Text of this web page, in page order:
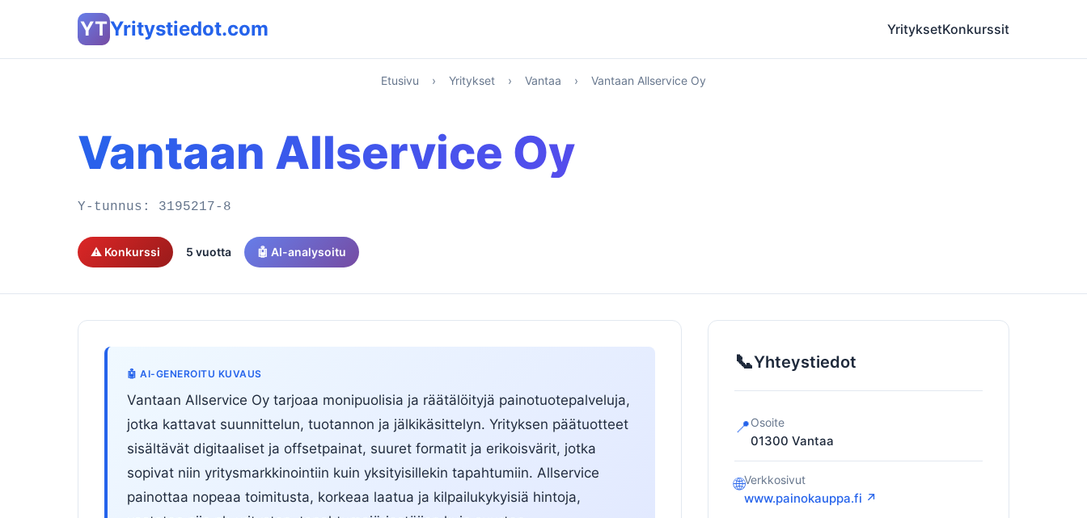
YTYritystiedot.com YrityksetKonkurssit
Etusivu › Yritykset › Vantaa › Vantaan Allservice Oy
Vantaan Allservice Oy
Y-tunnus: 3195217-8
⚠️ Konkurssi 5 vuotta 🤖 AI-analysoitu
🤖 AI-GENEROITU KUVAUS
Vantaan Allservice Oy tarjoaa monipuolisia ja räätälöityjä painotuotepalveluja,
jotka kattavat suunnittelun, tuotannon ja jälkikäsittelyn. Yrityksen päätuotteet
sisältävät digitaaliset ja offsetpainat, suuret formatit ja erikoisvärit, jotka
sopivat niin yritysmarkkinointiin kuin yksityisillekin tapahtumiin. Allservice
painottaa nopeaa toimitusta, korkeaa laatua ja kilpailukykyisiä hintoja,
📞Yhteystiedot
📍Osoite
01300 Vantaa
🌐Verkkosivut
www.painokauppa.fi ↗